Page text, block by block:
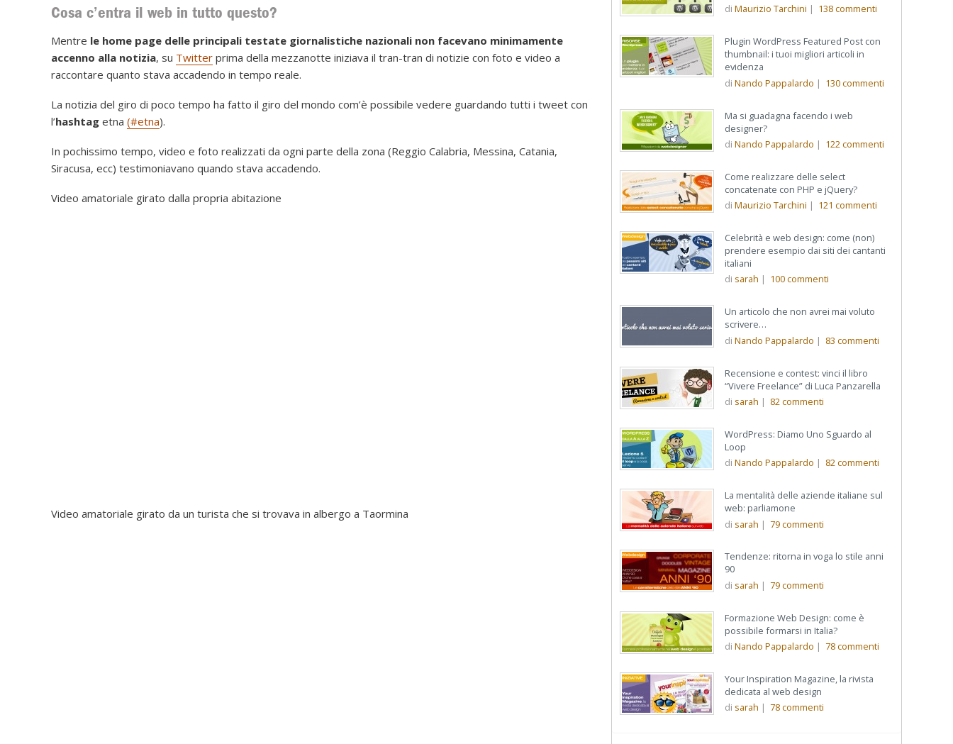
Cosa c’entra il web in tutto questo?
Mentre le home page delle principali testate giornalistiche nazionali non facevano minimamente
accenno alla notizia, su Twitter prima della mezzanotte iniziava il tran-tran di notizie con foto e video a
raccontare quanto stava accadendo in tempo reale.
La notizia del giro di poco tempo ha fatto il giro del mondo com’è possibile vedere guardando tutti i tweet con
l’hashtag etna (#etna).
In pochissimo tempo, video e foto realizzati da ogni parte della zona (Reggio Calabria, Messina, Catania,
Siracusa, ecc) testimoniavano quando stava accadendo.
Video amatoriale girato dalla propria abitazione
Video amatoriale girato da un turista che si trovava in albergo a Taormina
di Maurizio Tarchini | 138commenti
Plugin WordPress Featured Post con
thumbnail: i tuoi migliori articoli in
evidenza
di Nando Pappalardo | 130commenti
Ma si guadagna facendo i web
designer?
di Nando Pappalardo | 122commenti
Come realizzare delle select
concatenate con PHP e jQuery?
di Maurizio Tarchini | 121 commenti
Celebrità e web design: come (non)
prendere esempio dai siti dei cantanti
italiani
di sarah | 100commenti
Un articolo che non avrei mai voluto
scrivere…
di Nando Pappalardo | 83 commenti
Recensione e contest: vinci il libro
“Vivere Freelance” di Luca Panzarella
di sarah | 82commenti
WordPress: Diamo Uno Sguardo al
Loop
di Nando Pappalardo | 82commenti
La mentalità delle aziende italiane sul
web: parliamone
di sarah | 79commenti
Tendenze: ritorna in voga lo stile anni
90
di sarah | 79commenti
Formazione Web Design: come è
possibile formarsi in Italia?
di Nando Pappalardo | 78commenti
Your Inspiration Magazine, la rivista
dedicata al web design
di sarah | 78commenti